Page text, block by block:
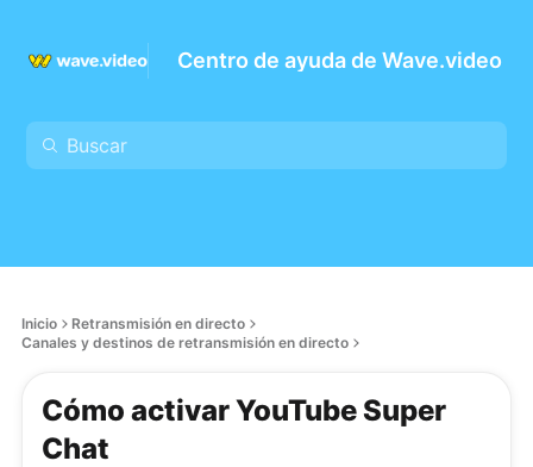
Centro de ayuda de Wave.video
Inicio
Retransmisión en directo
Canales y destinos de retransmisión en directo
Cómo activar YouTube Super
Chat